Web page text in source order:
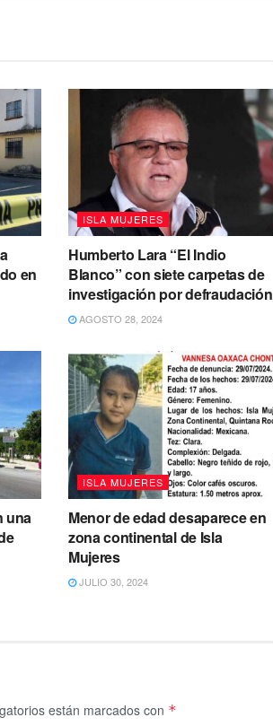
en
ISLA MUJERES
Humberto Lara “El Indio
Blanco” con siete carpetas de
investigación por defraudación
AGOSTO 28, 2024
una
ISLA MUJERES
Menor de edad desaparece en
zona continental de Isla
Mujeres
JULIO 30, 2024
están marcados con *